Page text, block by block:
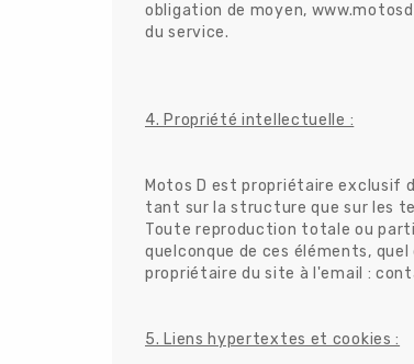
obligation de moyen,
du service.
4. Propriété intellectuelle :
Motos D est propriétaire exclusif
tant sur la structure que sur les
Toute reproduction totale ou
quelconque de ces éléments,
propriétaire du site à l'email :
5. Liens hypertextes et cookies :